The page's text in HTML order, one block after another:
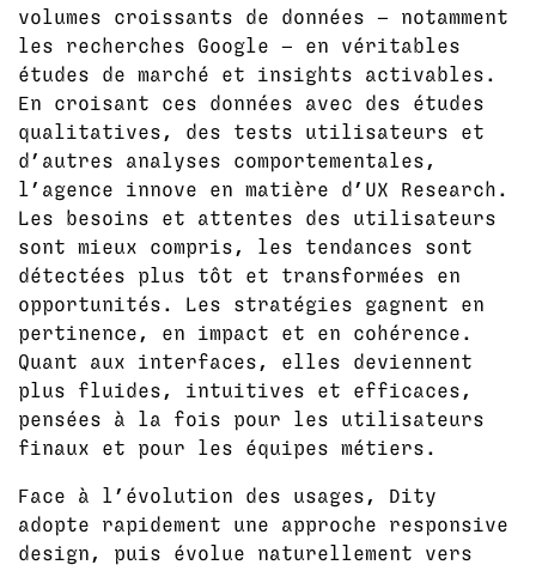
volumes croissants de données — notamment
les recherches Google — en véritables
études de marché et insights activables.
En croisant ces données avec des études
qualitatives, des tests utilisateurs et
d’autres analyses comportementales,
l’agence innove en matière d’UX Research.
Les besoins et attentes des utilisateurs
sont mieux compris, les tendances sont
détectées plus tôt et transformées en
opportunités. Les stratégies gagnent en
pertinence, en impact et en cohérence.
Quant aux interfaces, elles deviennent
plus fluides, intuitives et efficaces,
pensées à la fois pour les utilisateurs
finaux et pour les équipes métiers.
Face à l’évolution des usages, Dity
adopte rapidement une approche responsive
design, puis évolue naturellement vers